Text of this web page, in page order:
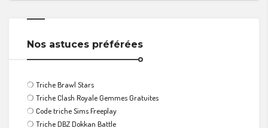
Nos astuces préférées
❍ Triche Brawl Stars
❍ Triche Clash Royale Gemmes Gratuites
❍ Code triche Sims Freeplay
❍ Triche DBZ Dokkan Battle